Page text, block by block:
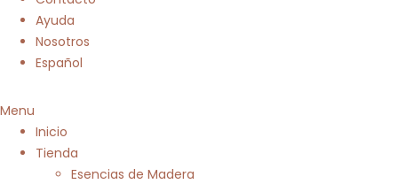
Ayuda
Nosotros
Español
Menu
Inicio
Tienda
Esencias de Madera